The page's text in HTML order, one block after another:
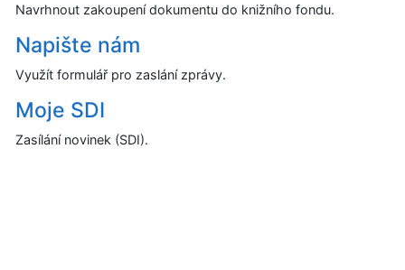
Navrhnout zakoupení dokumentu do knižního fondu.
Napište nám
Využít formulář pro zaslání zprávy.
Moje SDI
Zasílání novinek (SDI).